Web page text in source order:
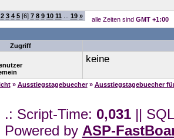
2 3 4 5[6] 7 8 9 10 11 19 » alle Zeiten sind GMT +1:00
Zugriff
keine
» Ausstiegstagebuecher » Ausstiegstagebuecher
.: Script-Time: 0,031||
Powered by ASP-